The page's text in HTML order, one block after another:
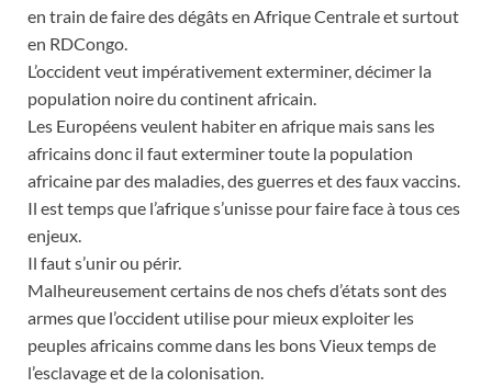
en train de faire des dégâts en Afrique Centrale et surtout
en RDCongo.
L’occident veut impérativement exterminer, décimer la
population noire du continent africain.
Les Européens veulent habiter en afrique mais sans les
africains donc il faut exterminer toute la population
africaine par des maladies, des guerres et des faux vaccins.
Il est temps que l’afrique s’unisse pour faire face à tous ces
enjeux.
Il faut s’unir ou périr.
Malheureusement certains de nos chefs d’états sont des
armes que l’occident utilise pour mieux exploiter les
peuples africains comme dans les bons Vieux temps de
l’esclavage et de la colonisation.